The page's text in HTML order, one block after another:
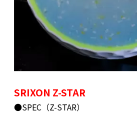
SRIXON Z-STAR
●SPEC（Z-STAR）